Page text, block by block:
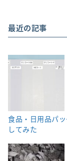
最近の記事
食品・日用品パ
してみた